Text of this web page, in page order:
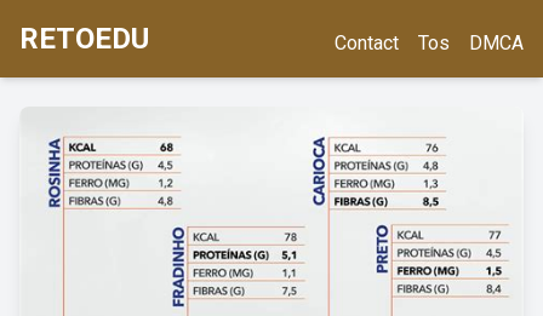
RETOEDU Contact Tos DMCA